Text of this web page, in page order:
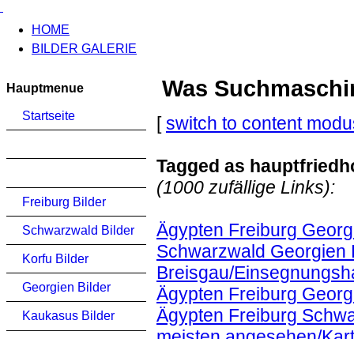
HOME
BILDER GALERIE
Hauptmenue
Startseite
Freiburg Bilder
Schwarzwald Bilder
Korfu Bilder
Georgien Bilder
Kaukasus Bilder
Was
[switch to content
Tagged as
(1000 zufällige Links):
Ägypten Freiburg
Schwarzwald Georgien
Breisgau/
Ägypten Freiburg
Ägypten Freiburg